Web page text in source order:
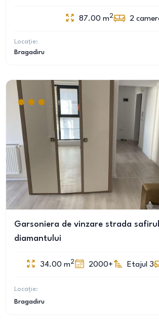
87.00 m2 2
Locație:
Bragadiru
Garsoniera de vinzare strada
diamantului
34.00 m2 2000+ Etajul 3
Locație:
Bragadiru